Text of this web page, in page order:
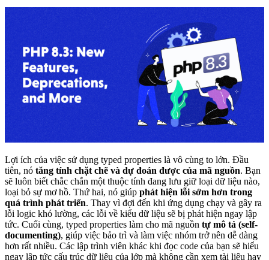
Lợi ích của việc sử dụng typed properties là vô cùng to lớn. Đầu
tiên, nó tăng tính chặt chẽ và dự đoán được của mã nguồn. Bạn
sẽ luôn biết chắc chắn một thuộc tính đang lưu giữ loại dữ liệu nào,
loại bỏ sự mơ hồ. Thứ hai, nó giúp phát hiện lỗi sớm hơn trong
quá trình phát triển. Thay vì đợi đến khi ứng dụng chạy và gây ra
lỗi logic khó lường, các lỗi về kiểu dữ liệu sẽ bị phát hiện ngay lập
tức. Cuối cùng, typed properties làm cho mã nguồn tự mô tả (self-
documenting), giúp việc bảo trì và làm việc nhóm trở nên dễ dàng
hơn rất nhiều. Các lập trình viên khác khi đọc code của bạn sẽ hiểu
ngay lập tức cấu trúc dữ liệu của lớp mà không cần xem tài liệu hay